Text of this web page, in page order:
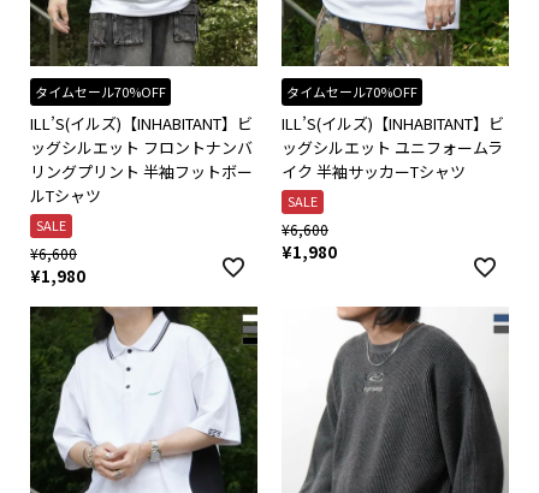
タイムセール70%OFF
ILL’S(イルズ)【INHABITANT】ビ
ッグシルエット フロントナンバ
リングプリント 半袖フットボー
ルTシャツ
SALE
¥6,600
¥1,980
タイムセール70%OFF
ILL’S(イルズ)【INHABITANT】ビ
ッグシルエット ユニフォームラ
イク 半袖サッカーTシャツ
SALE
¥6,600
¥1,980